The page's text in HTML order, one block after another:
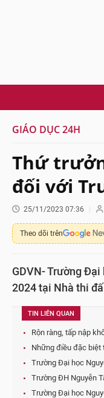
GIÁO DỤC 24H
Thứ
đối với
25/11/2023 07:36
Theo dõi trên
GDVN- Trường
2024 tại Nhà thi
TIN LIÊN QUAN
Rộn ràng, tấp nập
Những điều đặc biệt
Trường Đại học
Trường ĐH Nguyễn
Trường Đại học